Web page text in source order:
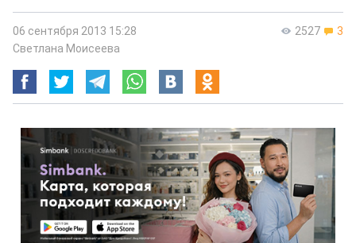
2527 3
06 сентября 2013 15:28
Светлана Моисеева